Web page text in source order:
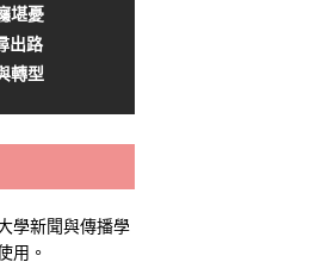
堪憂
出路
轉型
學新聞與傳播學
用。